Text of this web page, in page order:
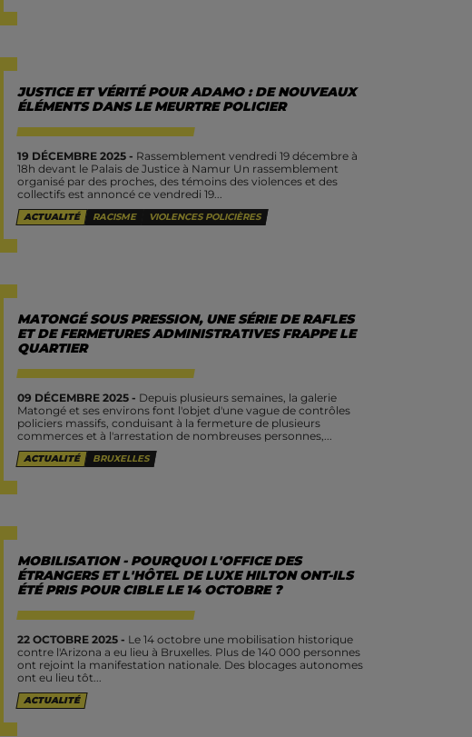
JUSTICE ET VÉRITÉ POUR ADAMO : DE NOUVEAUX
ÉLÉMENTS DANS LE MEURTRE POLICIER
19 DÉCEMBRE 2025 - Rassemblement vendredi 19 décembre à
18h devant le Palais de Justice à Namur Un rassemblement
organisé par des proches, des témoins des violences et des
collectifs est annoncé ce vendredi 19...
ACTUALITÉ RACISME VIOLENCES POLICIÈRES
MATONGÉ SOUS PRESSION, UNE SÉRIE DE RAFLES
ET DE FERMETURES ADMINISTRATIVES FRAPPE LE
QUARTIER
09 DÉCEMBRE 2025 - Depuis plusieurs semaines, la galerie
Matongé et ses environs font l'objet d'une vague de contrôles
policiers massifs, conduisant à la fermeture de plusieurs
commerces et à l'arrestation de nombreuses personnes,...
ACTUALITÉ BRUXELLES
MOBILISATION - POURQUOI L'OFFICE DES
ÉTRANGERS ET L'HÔTEL DE LUXE HILTON ONT-ILS
ÉTÉ PRIS POUR CIBLE LE 14 OCTOBRE ?
22 OCTOBRE 2025 - Le 14 octobre une mobilisation historique
contre l'Arizona a eu lieu à Bruxelles. Plus de 140 000 personnes
ont rejoint la manifestation nationale. Des blocages autonomes
ont eu lieu tôt...
ACTUALITÉ